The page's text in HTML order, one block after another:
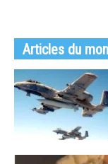
Articles du